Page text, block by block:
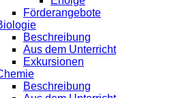
Förderangebote
Beschreibung
Aus dem Unterricht
Exkursionen
Beschreibung